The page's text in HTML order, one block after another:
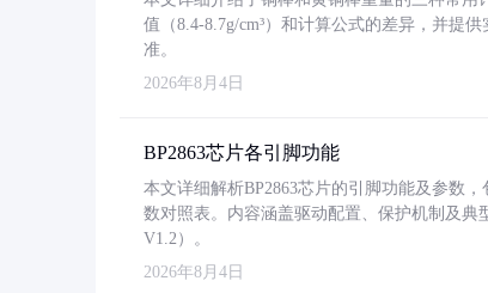
值（8.4-8.7g/cm³）和计算公式的差异，并提
准。
2026年8月4日
BP2863芯片各引脚功能
本文详细解析BP2863芯片的引脚功能及参数
数对照表。内容涵盖驱动配置、保护机制及
V1.2）。
2026年8月4日